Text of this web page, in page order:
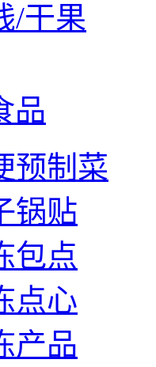
/干果
品
预制菜
锅贴
包点
点心
产品